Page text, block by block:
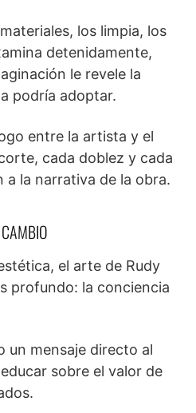
los limpia, los
detenidamente,
le revele la
podría adoptar.
entre la artista y el
cada doblez y cada
la narrativa de la obra.
el arte de Rudy
profundo: la conciencia
un mensaje directo al
sobre el valor de